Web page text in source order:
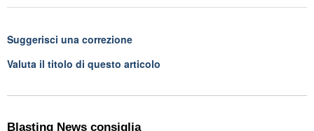
Suggerisci una correzione
Valuta il titolo di questo articolo
Blasting News consiglia